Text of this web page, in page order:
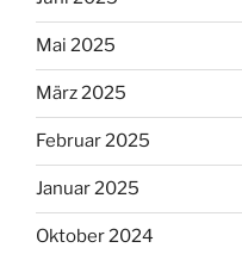
Mai 2025
März 2025
Februar 2025
Januar 2025
Oktober 2024